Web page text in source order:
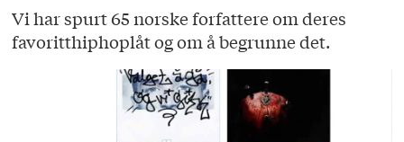
Vi har spurt 65 norske forfattere om deres
favoritthiphoplåt og om å begrunne det.